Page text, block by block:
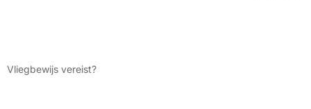
Vliegbewijs vereist?